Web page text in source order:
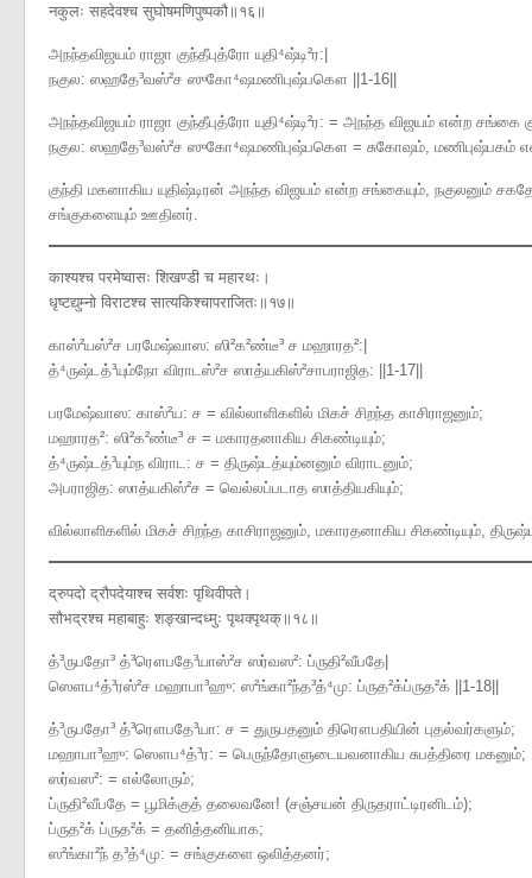
नकुलः सहदेवश्च सुघोषमणिपुष्पकौ॥१६॥
அநந்தவிஜயம் ராஜா குந்தீபுத்ரோ யுதி⁴ஷ்டி²ர​:|
நகுல​: ஸஹதே³வஸ்²ச ஸுகோ⁴ஷமணிபுஷ்பகௌ ||1-16||
அநந்தவிஜயம் ராஜா குந்தீபுத்ரோ யுதி⁴ஷ்டி²ர​: = அநந்த விஜயம் என்ற சங்கை
நகுல​: ஸஹதே³வஸ்²ச ஸுகோ⁴ஷமணிபுஷ்பகௌ = சுகோஷம், மணிபுஷ்பகம்
குந்தி மகனாகிய யுதிஷ்டிரன் அநந்த விஜயம் என்ற சங்கையும், நகுலனும்
சங்குகளையும் ஊதினர்.
काश्यश्च परमेष्वासः शिखण्डी च महारथः।
धृष्टद्युम्नो विराटश्च सात्यकिश्चापराजितः॥१७॥
காஸ்²யஸ்²ச பரமேஷ்வாஸ​: ஸி²க²ண்டீ³ ச மஹாரத²​:|
த்⁴ருஷ்டத்³யும்நோ விராடஸ்²ச ஸாத்யகிஸ்²சாபராஜித​: ||1-17||
பரமேஷ்வாஸ: காஸ்²ய: ச = வில்லாளிகளில் மிகச் சிறந்த காசிராஜனும்;
மஹாரத²: ஸி²க²ண்டீ³ ச = மகாரதனாகிய சிகண்டியும்;
த்⁴ருஷ்டத்³யும்ந விராட: ச = திருஷ்டத்யும்னனும் விராடனும்;
அபராஜித: ஸாத்யகிஸ்²ச = வெல்லப்படாத ஸாத்தியகியும்;
வில்லாளிகளில் மிகச் சிறந்த காசிராஜனும், மகாரதனாகிய சிகண்டியும்,
द्रुपदो द्रौपदेयाश्च सर्वशः पृथिवीपते।
सौभद्रश्च महाबाहुः शङ्खान्दध्मुः पृथक्पृथक्॥१८॥
த்³ருபதோ³ த்³ரௌபதே³யாஸ்²ச ஸர்வஸ²​: ப்ருதி²வீபதே|
ஸௌப⁴த்³ரஸ்²ச மஹாபா³ஹு​: ஸ²ங்கா²ந்த³த்⁴மு​: ப்ருத²க்ப்ருத²க் ||1-18||
த்³ருபதோ³ த்³ரௌபதே³யா: ச = துருபதனும் திரௌபதியின் புதல்வர்களும்;
மஹாபா³ஹு: ஸௌப⁴த்³ர: = பெருந்தோளுடையவனாகிய சுபத்திரை மகனும்;
ஸர்வஸ²: = எல்லோரும்;
ப்ருதி²வீபதே = பூமிக்குத் தலைவனே! (சஞ்சயன் திருதராட்டிரனிடம்);
ப்ருத²க் ப்ருத²க் = தனித்தனியாக;
ஸ²ங்கா²ந் த³த்⁴மு: = சங்குகளை ஒலித்தனர்;